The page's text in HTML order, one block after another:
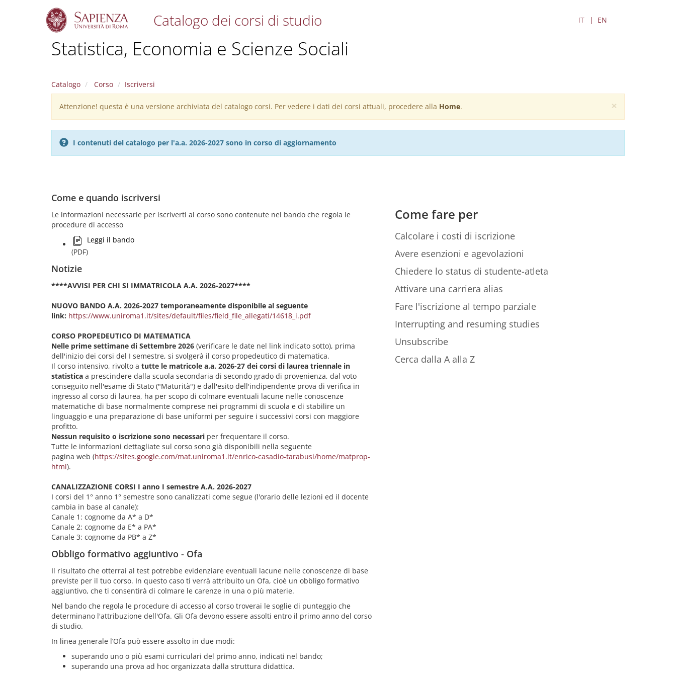
Catalogo dei corsi di studio IT EN
Statistica, Economia e Scienze Sociali
Catalogo Corso Iscriversi
×
Warning
message
Attenzione! questa è una versione archiviata del catalogo corsi. Per vedere i dati dei corsi attuali, procedere alla Home.
I contenuti del catalogo per l'a.a. 2026-2027 sono in corso di aggiornamento
Come e quando iscriversi
Le informazioni necessarie per iscriverti al corso sono contenute nel bando che regola le
procedure di accesso
Leggi il bando
(PDF)
Notizie
****AVVISI PER CHI SI IMMATRICOLA A.A. 2026-2027****
NUOVO BANDO A.A. 2026-2027 temporaneamente disponibile al seguente
link: https://www.uniroma1.it/sites/default/files/field_file_allegati/14618_i.pdf
CORSO PROPEDEUTICO DI MATEMATICA
Nelle prime settimane di Settembre 2026 (verificare le date nel link indicato sotto), prima
dell'inizio dei corsi del I semestre, si svolgerà il corso propedeutico di matematica.
Il corso intensivo, rivolto a tutte le matricole a.a. 2026-27 dei corsi di laurea triennale in
statistica a prescindere dalla scuola secondaria di secondo grado di provenienza, dal voto
conseguito nell'esame di Stato ("Maturità") e dall'esito dell'indipendente prova di verifica in
ingresso al corso di laurea, ha per scopo di colmare eventuali lacune nelle conoscenze
matematiche di base normalmente comprese nei programmi di scuola e di stabilire un
linguaggio e una preparazione di base uniformi per seguire i successivi corsi con maggiore
profitto.
Nessun requisito o iscrizione sono necessari per frequentare il corso.
Tutte le informazioni dettagliate sul corso sono già disponibili nella seguente
pagina web (https://sites.google.com/mat.uniroma1.it/enrico-casadio-tarabusi/home/matprop-
html).
CANALIZZAZIONE CORSI I anno I semestre A.A. 2026-2027
I corsi del 1° anno 1° semestre sono canalizzati come segue (l'orario delle lezioni ed il docente
cambia in base al canale):
Canale 1: cognome da A* a D*
Canale 2: cognome da E* a PA*
Canale 3: cognome da PB* a Z*
Obbligo formativo aggiuntivo - Ofa
Il risultato che otterrai al test potrebbe evidenziare eventuali lacune nelle conoscenze di base
previste per il tuo corso. In questo caso ti verrà attribuito un Ofa, cioè un obbligo formativo
aggiuntivo, che ti consentirà di colmare le carenze in una o più materie.
Nel bando che regola le procedure di accesso al corso troverai le soglie di punteggio che
determinano l'attribuzione dell'Ofa. Gli Ofa devono essere assolti entro il primo anno del corso
di studio.
In linea generale l’Ofa può essere assolto in due modi:
superando uno o più esami curriculari del primo anno, indicati nel bando;
superando una prova ad hoc organizzata dalla struttura didattica.
Come fare per
Calcolare i costi di iscrizione
Avere esenzioni e agevolazioni
Chiedere lo status di studente-atleta
Attivare una carriera alias
Fare l'iscrizione al tempo parziale
Interrupting and resuming studies
Unsubscribe
Cerca dalla A alla Z